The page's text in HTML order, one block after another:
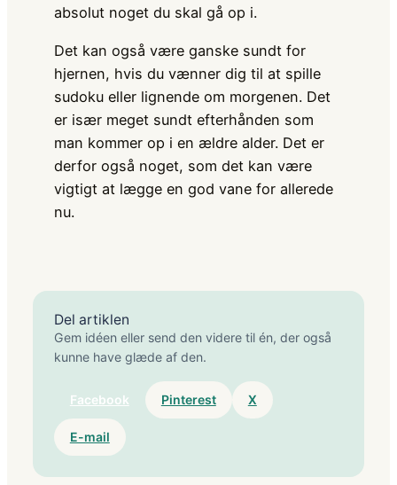
absolut noget du skal gå op i.
Det kan også være ganske sundt for
hjernen, hvis du vænner dig til at spille
sudoku eller lignende om morgenen. Det
er især meget sundt efterhånden som
man kommer op i en ældre alder. Det er
derfor også noget, som det kan være
vigtigt at lægge en god vane for allerede
nu.
Del artiklen
Gem idéen eller send den videre til én, der også
kunne have glæde af den.
Facebook Pinterest X
E-mail